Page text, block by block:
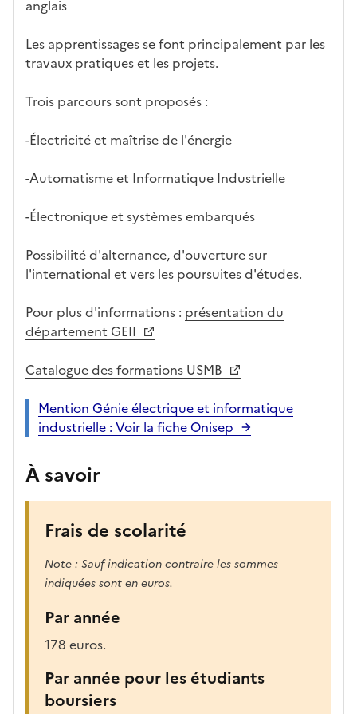
anglais
Les apprentissages se font principalement par les
travaux pratiques et les projets.
Trois parcours sont proposés :
-Électricité et maîtrise de l'énergie
-Automatisme et Informatique Industrielle
-Électronique et systèmes embarqués
Possibilité d'alternance, d'ouverture sur
l'international et vers les poursuites d'études.
Pour plus d'informations : présentation du
département GEII
Catalogue des formations USMB
Mention Génie électrique et informatique
industrielle : Voir la fiche Onisep
À savoir
Frais de scolarité
Note : Sauf indication contraire les sommes
indiquées sont en euros.
Par année
178 euros.
Par année pour les étudiants
boursiers